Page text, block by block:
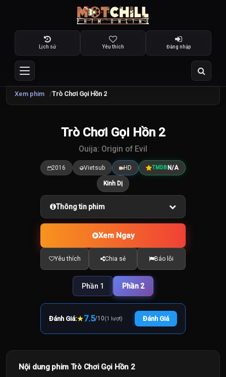
Lịch sử Yêu thích Đăng nhập
Xem phim Trò Chơi Gọi Hồn 2
7.5
Trò Chơi Gọi Hồn 2
Ouija: Origin of Evil
2016 Vietsub HD TMDB N/A
Kinh Dị
Thông tin phim
Xem Ngay
Yêu thích Chia sẻ Báo lỗi
Phần 1 Phần 2
Đánh Giá:★7.5/10(1 lượt) Đánh Giá
Nội dung phim Trò Chơi Gọi Hồn 2